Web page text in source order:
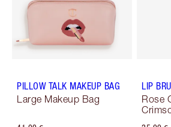
PILLOW TALK MAKEUP BAG
Large Makeup Bag
LIP
Rose